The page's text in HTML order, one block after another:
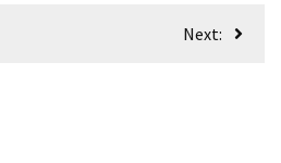
Next: